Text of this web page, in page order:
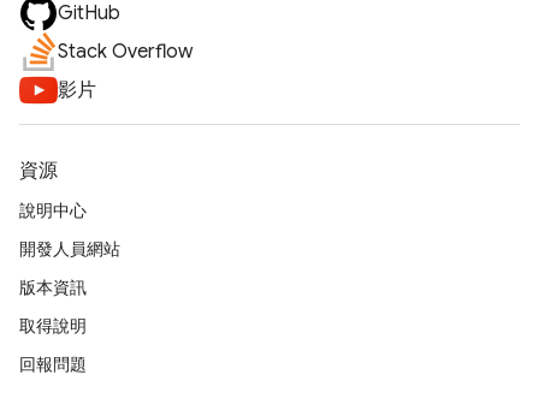
GitHub
Stack Overflow
影片
資源
說明中心
開發人員網站
版本資訊
取得說明
回報問題